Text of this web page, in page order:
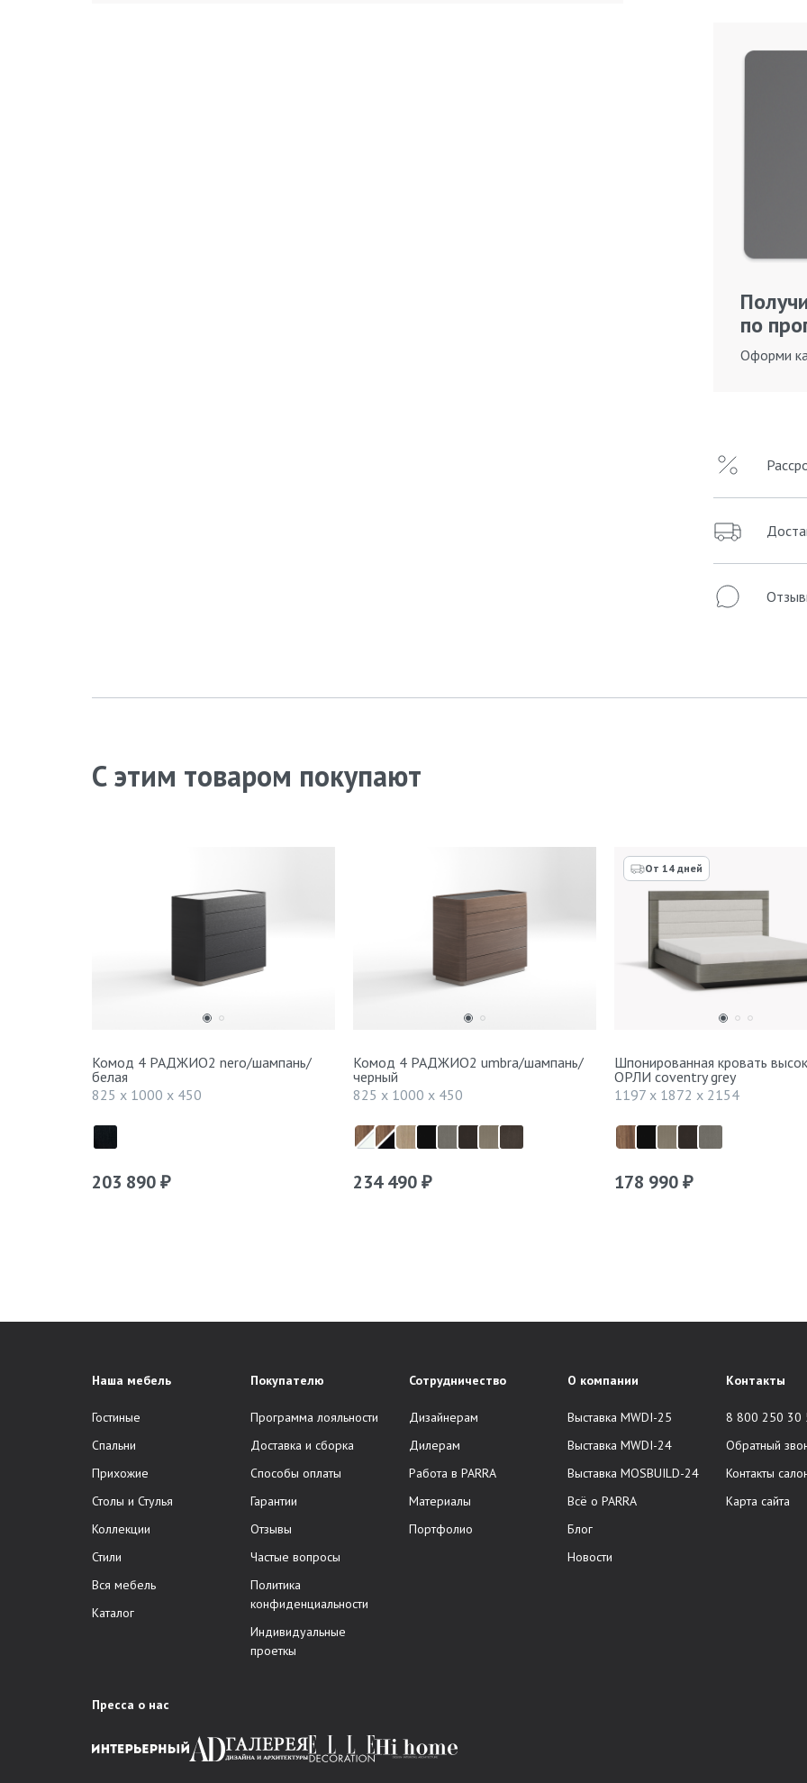
по
Оформи
С этим товаром покупают
Комод 4 РАДЖИО2 nero/шампань/
белая
825 x 1000 x 450
203 890 ₽
Комод 4 РАДЖИО2 umbra/шампань/
черный
825 x 1000 x 450
234 490 ₽
От 14 дней
Шпонированная кровать
ОРЛИ coventry grey
1197 x 1872 x 2154
178 990 ₽
Наша мебель
Гостиные
Спальни
Прихожие
Столы и Стулья
Коллекции
Стили
Вся мебель
Каталог
Покупателю
Программа лояльности
Доставка и сборка
Способы оплаты
Гарантии
Отзывы
Частые вопросы
Политика
конфиденциальности
Индивидуальные
проеткы
Сотрудничество
Дизайнерам
Дилерам
Работа в PARRA
Материалы
Портфолио
О компании
Выставка MWDI-25
Выставка MWDI-24
Выставка MOSBUILD-24
Всё о PARRA
Блог
Новости
Контакты
8 800 250 30
Обратный
Контакты
Карта сайта
Пресса о нас